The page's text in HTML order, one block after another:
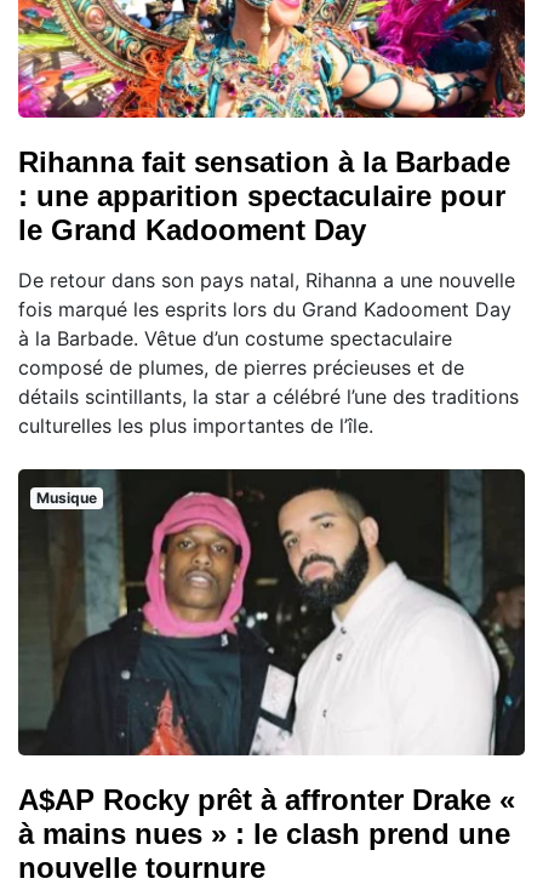
Rihanna fait sensation à la Barbade
: une apparition spectaculaire pour
le Grand Kadooment Day
De retour dans son pays natal, Rihanna a une nouvelle
fois marqué les esprits lors du Grand Kadooment Day
à la Barbade. Vêtue d’un costume spectaculaire
composé de plumes, de pierres précieuses et de
détails scintillants, la star a célébré l’une des traditions
culturelles les plus importantes de l’île.
Musique
A$AP Rocky prêt à affronter Drake «
à mains nues » : le clash prend une
nouvelle tournure